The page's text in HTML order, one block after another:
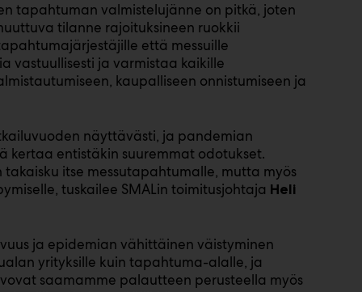
tapahtuman valmistelujänne on pitkä, joten
tilanne rajoituksineen ruokkii
että messuille
vastuullisesti ja varmistaa kaikille
kaupalliseen onnistumiseen ja
näyttävästi, ja pandemian
entistäkin suuremmat odotukset.
itse messutapahtumalle, mutta myös
tuskailee SMALin toimitusjohtaja Heli
ja epidemian vähittäinen väistyminen
yrityksille kuin tapahtuma-alalle, ja
saamamme palautteen perusteella myös